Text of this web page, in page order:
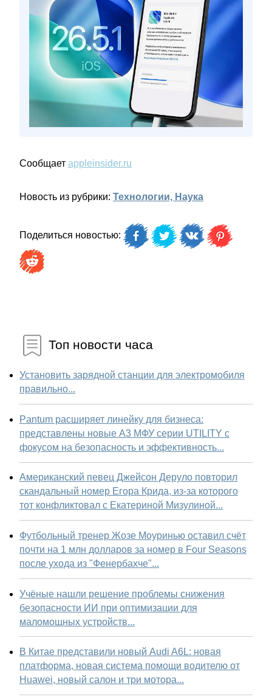
Сообщает appleinsider.ru
Новость из рубрики: Технологии, Наука
Поделиться новостью:
Топ новости часа
Установить зарядной станции для электромобиля
правильно...
Pantum расширяет линейку для бизнеса:
представлены новые А3 МФУ серии UTILITY с
фокусом на безопасность и эффективность...
Американский певец Джейсон Деруло повторил
скандальный номер Егора Крида, из-за которого
тот конфликтовал с Екатериной Мизулиной...
Футбольный тренер Жозе Моуринью оставил счёт
почти на 1 млн долларов за номер в Four Seasons
после ухода из "Фенербахче"...
Учёные нашли решение проблемы снижения
безопасности ИИ при оптимизации для
маломощных устройств...
В Китае представили новый Audi A6L: новая
платформа, новая система помощи водителю от
Huawei, новый салон и три мотора...